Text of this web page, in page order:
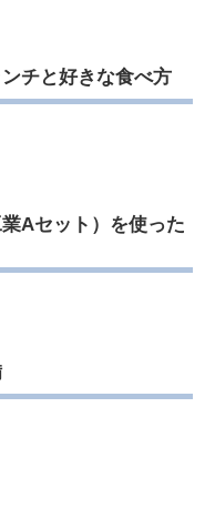
チと好きな食べ方
Aセット）を使った